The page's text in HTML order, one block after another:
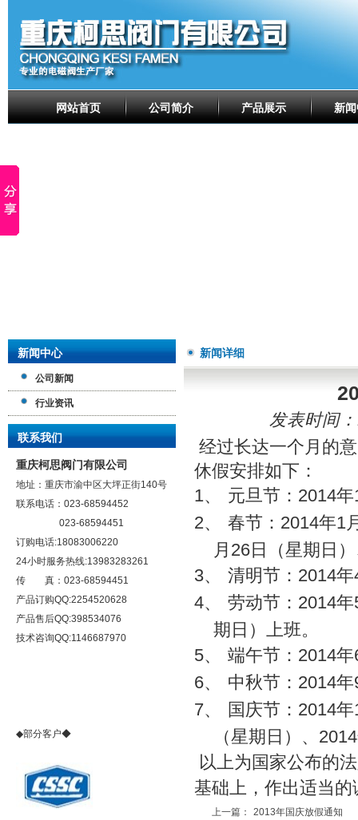
网站首页 公司简介 产品展示 新
新闻中心
公司新闻
行业资讯
联系我们
重庆柯思阀门有限公司
地址：重庆市渝中区大坪正街140号
联系电话：023-68594452
023-68594451
订购电话:18083006220
24小时服务热线:13983283261
传 真：023-68594451
产品订购QQ:2254520628
产品售后QQ:398534076
技术咨询QQ:1146687970
◆部分客户◆
新闻详细
发表时间
经过长达一个月的
休假安排如下：
1、
元旦节： 2014年
2、
春节： 2014年1
月 26 日（星期日
3、
清明节： 2014年
4、
劳动节： 2014年
期日）上班。
5、
端午节： 2014年
6、
中秋节： 2014年
7、
国庆节： 2014年
（星期日）、 2014
以上为国家公布的
基础上，作出适当
上一篇：
2013年国庆放假通知